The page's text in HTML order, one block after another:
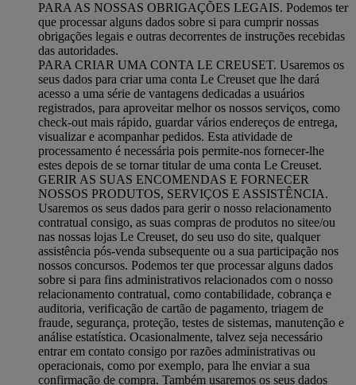
PARA AS NOSSAS OBRIGAÇÕES LEGAIS. Podemos ter
que processar alguns dados sobre si para cumprir nossas
obrigações legais e outras decorrentes de instruções recebidas
das autoridades.
PARA CRIAR UMA CONTA LE CREUSET. Usaremos os
seus dados para criar uma conta Le Creuset que lhe dará
acesso a uma série de vantagens dedicadas a usuários
registrados, para aproveitar melhor os nossos serviços, como
check-out mais rápido, guardar vários endereços de entrega,
visualizar e acompanhar pedidos. Esta atividade de
processamento é necessária pois permite-nos fornecer-lhe
estes depois de se tornar titular de uma conta Le Creuset.
GERIR AS SUAS ENCOMENDAS E FORNECER
NOSSOS PRODUTOS, SERVIÇOS E ASSISTÊNCIA.
Usaremos os seus dados para gerir o nosso relacionamento
contratual consigo, as suas compras de produtos no sitee/ou
nas nossas lojas Le Creuset, do seu uso do site, qualquer
assistência pós-venda subsequente ou a sua participação nos
nossos concursos. Podemos ter que processar alguns dados
sobre si para fins administrativos relacionados com o nosso
relacionamento contratual, como contabilidade, cobrança e
auditoria, verificação de cartão de pagamento, triagem de
fraude, segurança, proteção, testes de sistemas, manutenção e
análise estatística. Ocasionalmente, talvez seja necessário
entrar em contato consigo por razões administrativas ou
operacionais, como por exemplo, para lhe enviar a sua
confirmação de compra. Também usaremos os seus dados